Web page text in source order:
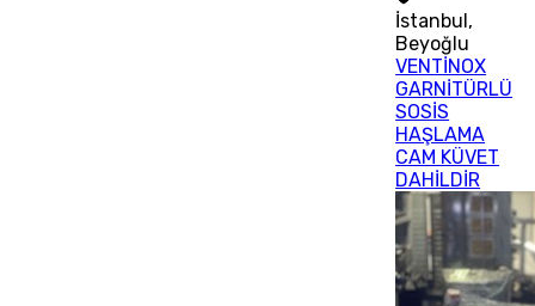
İstanbul,
Beyoğlu
VENTİNOX
GARNİTÜRLÜ
SOSİS
HAŞLAMA
CAM KÜVET
DAHİLDİR